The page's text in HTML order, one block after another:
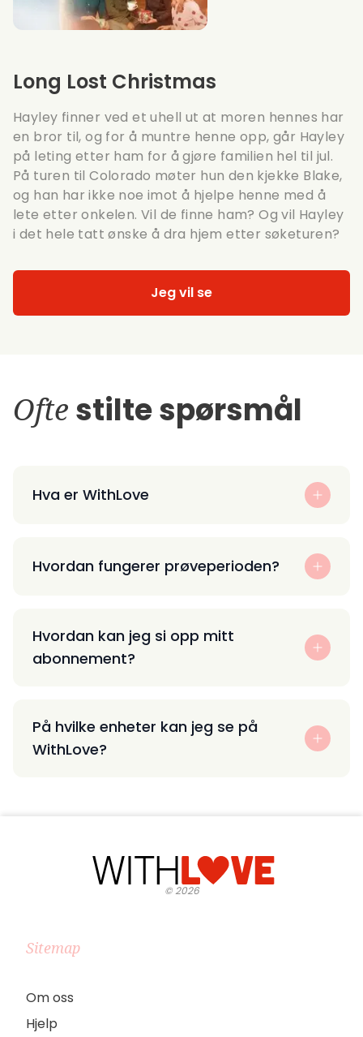
Long Lost Christmas
Hayley finner ved et uhell ut at moren hennes har
en bror til, og for å muntre henne opp, går Hayley
på leting etter ham for å gjøre familien hel til jul.
På turen til Colorado møter hun den kjekke Blake,
og han har ikke noe imot å hjelpe henne med å
lete etter onkelen. Vil de finne ham? Og vil Hayley
i det hele tatt ønske å dra hjem etter søketuren?
Jeg vil se
Ofte stilte spørsmål
Hva er WithLove
Hvordan fungerer prøveperioden?
Hvordan kan jeg si opp mitt
abonnement?
På hvilke enheter kan jeg se på
WithLove?
©2026
Sitemap
Om oss
Hjelp